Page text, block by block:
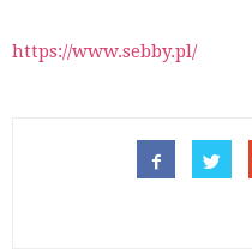
https://www.sebby.pl/